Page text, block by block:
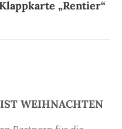
„Rentier“
WEIHNACHTEN